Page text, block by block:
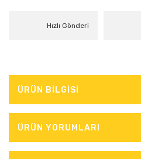
Hızlı Gönderi
ÜRÜN BİLGİSİ
ÜRÜN YORUMLARI